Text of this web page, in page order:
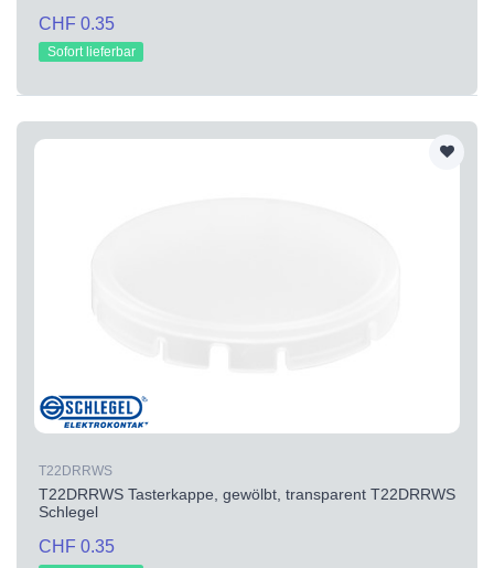
CHF 0.35
Sofort lieferbar
T22DRRWS
T22DRRWS Tasterkappe, gewölbt, transparent T22DRRWS
Schlegel
CHF 0.35